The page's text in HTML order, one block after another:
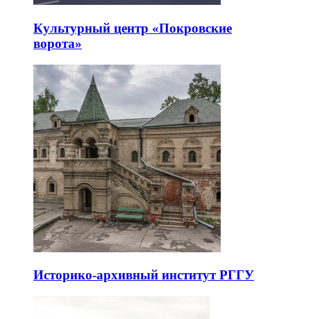
Культурный центр «Покровские
ворота»
Историко-архивный институт РГГУ